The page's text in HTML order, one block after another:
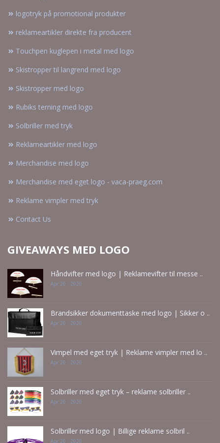
logotryk på promotional produkter
reklameartikler direkte fra producent
Touchpen kuglepen i metal med logo
Skistropper til langrend med logo
Skistropper med logo
Rubiks terning med logo
Solbriller med tryk
Reklameartikler med logo
Merchandise med logo
Merchandise med eget logo - vaca-praeg.com
Reklame vimpler med tryk
Contact Us
GIVEAWAYS MED LOGO
Håndvifter med logo | Reklamevifter til messe ..
Apr 26 - 2026
Brandsikker dokumenttaske med logo | Sikker o ..
Apr 26 - 2026
Vimpel med eget tryk | Reklame vimpler med lo ..
Apr 26 - 2026
Solbriller med eget tryk – reklame solbriller ..
Apr 26 - 2026
Solbriller med logo | Billige reklame solbril ..
Apr 26 - 2026